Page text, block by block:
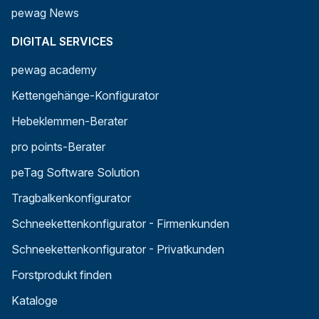
pewag News
DIGITAL SERVICES
pewag academy
Kettengehänge-Konfigurator
Hebeklemmen-Berater
pro points-Berater
peTag Software Solution
Tragbalkenkonfigurator
Schneekettenkonfigurator - Firmenkunden
Schneekettenkonfigurator - Privatkunden
Forstprodukt finden
Kataloge